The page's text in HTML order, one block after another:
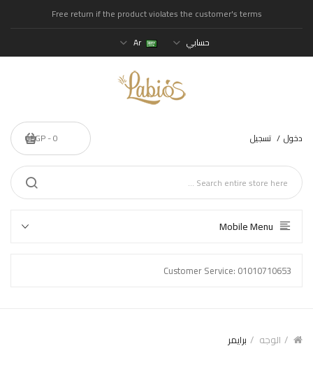
Free return if the product violates the customer's terms
حسابي
Ar
دخول تسجيل 0 - 0EGP
Mobile Menu
Customer Service: 01010710653
الوجه برايمر